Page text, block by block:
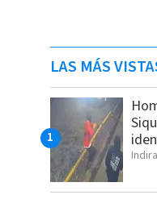
LAS MÁS